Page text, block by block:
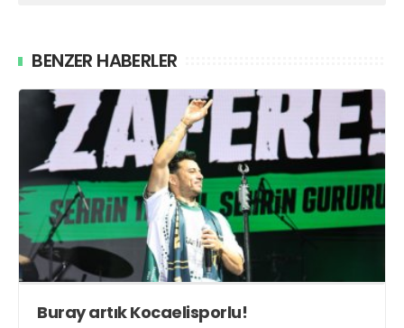
BENZER HABERLER
Buray artık Kocaelisporlu!